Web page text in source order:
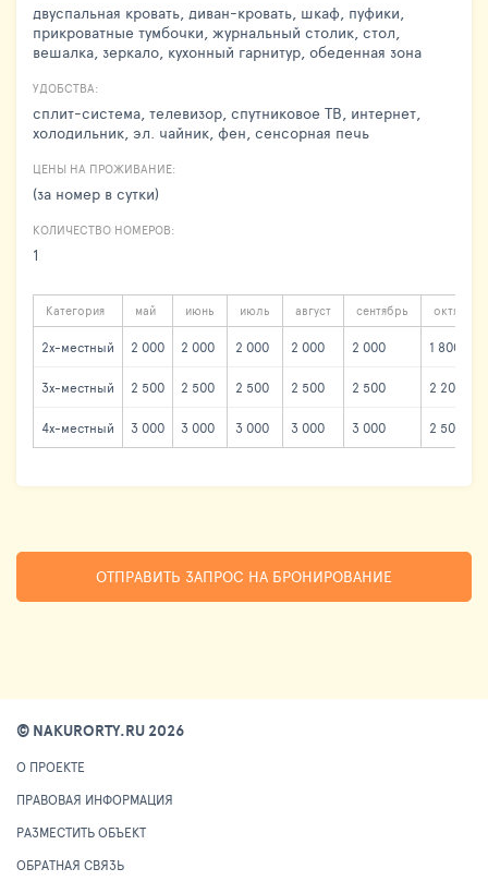
двуспальная кровать, диван-кровать, шкаф, пуфики,
прикроватные тумбочки, журнальный столик, стол,
вешалка, зеркало, кухонный гарнитур, обеденная зона
УДОБСТВА:
сплит-система, телевизор, спутниковое ТВ, интернет,
холодильник, эл. чайник, фен, сенсорная печь
ЦЕНЫ НА ПРОЖИВАНИЕ:
(за номер в сутки)
КОЛИЧЕСТВО НОМЕРОВ:
1
Категория май июнь июль август сентябрь октябрь
2х-местный 2 000 2 000 2 000 2 000 2 000 1 800
3х-местный 2 500 2 500 2 500 2 500 2 500 2 200
4х-местный 3 000 3 000 3 000 3 000 3 000 2 500
ОТПРАВИТЬ ЗАПРОС НА БРОНИРОВАНИЕ
© NAKURORTY.RU 2026
О ПРОЕКТЕ
ПРАВОВАЯ ИНФОРМАЦИЯ
РАЗМЕСТИТЬ ОБЪЕКТ
ОБРАТНАЯ СВЯЗЬ